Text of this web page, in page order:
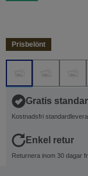
Prisbelönt
Gratis
Kostnadsfri
Enkel retur
Returnera inom 30 dagar